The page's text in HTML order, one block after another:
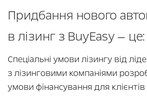
Придбання нового
в лізинг з BuyEasy — це:
Спеціальні умови лізингу від
з лізинговими компаніями
умови фінансування для клієнтів